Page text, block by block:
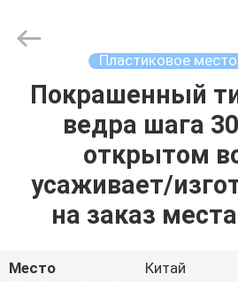
ДОМ
ПРОДУКТЫ
Commercial
Co.,Ltd.
Reserved.
Пластиковое
Покрашенный
ведра шага
открытом
усаживает/
на заказ
Место
Китай